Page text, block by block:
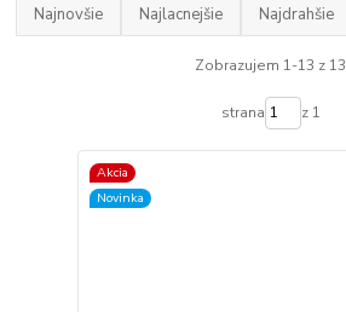
Najnovšie Najlacnejšie Najdrahšie
Zobrazujem 1-13 z 13
strana z 1
Akcia
Novinka